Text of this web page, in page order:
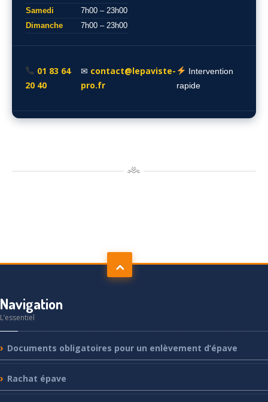
Samedi
7h00 – 23h00
Dimanche
7h00 – 23h00
01 83 64
20 40
✉ contact@lepaviste-
pro.fr
Intervention
rapide
Navigation
L’essentiel
Documents obligatoires pour un enlèvement d’épave
Rachat épave